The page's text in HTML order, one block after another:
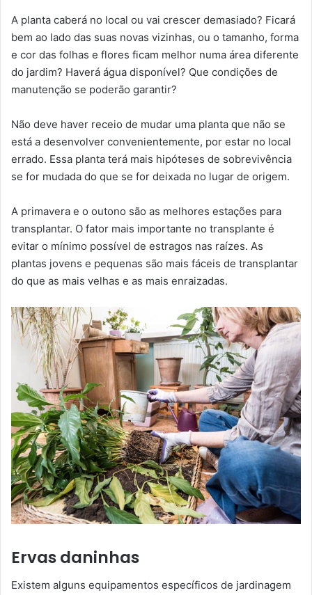
A planta caberá no local ou vai crescer demasiado? Ficará
bem ao lado das suas novas vizinhas, ou o tamanho, forma
e cor das folhas e flores ficam melhor numa área diferente
do jardim? Haverá água disponível? Que condições de
manutenção se poderão garantir?
Não deve haver receio de mudar uma planta que não se
está a desenvolver convenientemente, por estar no local
errado. Essa planta terá mais hipóteses de sobrevivência
se for mudada do que se for deixada no lugar de origem.
A primavera e o outono são as melhores estações para
transplantar. O fator mais importante no transplante é
evitar o mínimo possível de estragos nas raízes. As
plantas jovens e pequenas são mais fáceis de transplantar
do que as mais velhas e as mais enraizadas.
Ervas daninhas
Existem alguns equipamentos específicos de jardinagem